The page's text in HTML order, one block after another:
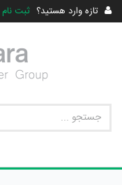
تازه وارد هستید؟ ثبت نام